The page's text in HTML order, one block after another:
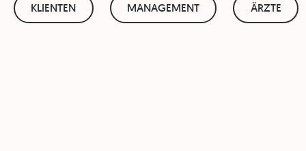
KLIENTEN MANAGEMENT ÄRZTE